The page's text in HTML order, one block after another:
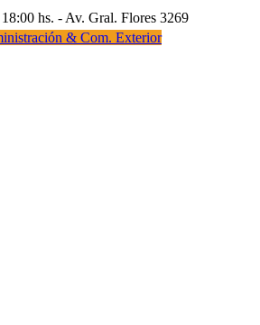
hs. - Av. Gral. Flores 3269
& Com. Exterior